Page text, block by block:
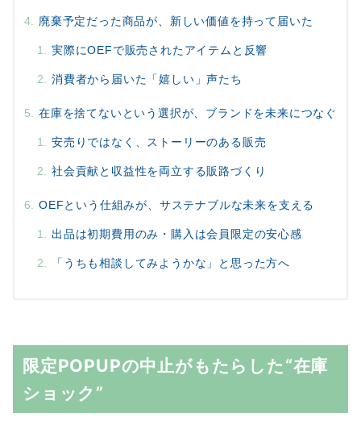
廃棄予定だった商品が、新しい価値を持って届いた
実際にOEFで販売されたアイテムと反響
消費者から届いた「嬉しい」声たち
在庫を捨てないという選択が、ブランドを未来につなぐ
安売りではなく、ストーリーのある販売
社会貢献と収益性を両立する販路づくり
OEFという仕組みが、サステナブルな未来を支える
出品は初期費用のみ・購入は会員限定の安心感
「うちも相談してみようかな」と思った方へ
限定POPUPの中止がもたらした“在庫
ショック”